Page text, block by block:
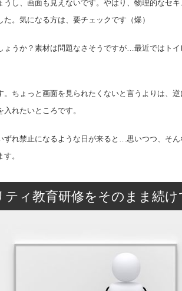
し、画面も見えないです。やはり、物理的なセキ
。気になる方は、要チェックです（爆）
ょうか？素材は問題なさそうですが…最近ではト
ちょっと画面を見られたくないと言うよりは、逆
入れたいところです。
ずれ禁止になるような日が来ると…思いつつ、そ
。
ィ教育研修をそのまま続け